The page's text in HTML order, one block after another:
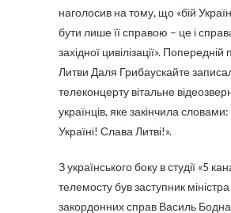
наголосив на тому, що «бій
бути лише її справою – це і
західної цивілізації».
Литви Даля Грибаускайте
телеконцерту вітальне
українців, яке закінчила
Україні! Слава Литві!».
З українського боку в студії «5
телемосту був заступник міністра
закордонних справ Василь